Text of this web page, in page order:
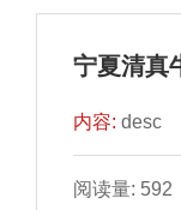
宁夏清真
内容:desc
阅读量: